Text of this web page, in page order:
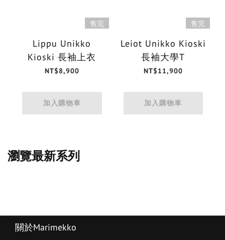
售完
Lippu Unikko
Kioski 長袖上衣
NT$8,900
加入購物車
售完
Leiot Unikko Kioski
長袖大學T
NT$11,900
加入購物車
瀏覽最新系列
關於Marimekko